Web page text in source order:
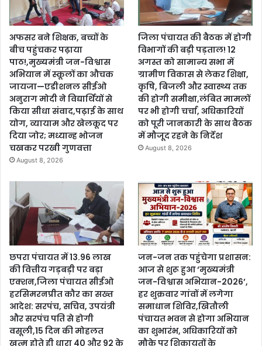
अफसर बने शिक्षक, बच्चों के
बीच पहुंचकर पढ़ाया
पाठ!,मुख्यमंत्री जन-विश्वास
अभियान में स्कूलों का औचक
जायजा—एडीशनल सीईओ
अनुराग मोदी ने विद्यार्थियों से
किया सीधा संवाद,पढ़ाई के साथ
योग, व्यायाम और खेलकूद पर
दिया जोर; मध्यान्ह भोजन
चखकर परखी गुणवत्ता
August 8, 2026
जिला पंचायत की बैठक में होगी
विभागों की बड़ी पड़ताल! 12
अगस्त को सामान्य सभा में
ग्रामीण विकास से लेकर शिक्षा,
कृषि, बिजली और स्वास्थ्य तक
की होगी समीक्षा,लंबित मामलों
पर भी होगी चर्चा, अधिकारियों
को पूरी जानकारी के साथ बैठक
में मौजूद रहने के निर्देश
August 8, 2026
छपरा पंचायत में 13.96 लाख
की वित्तीय गड़बड़ी पर बड़ा
एक्शन,जिला पंचायत सीईओ
हरसिमरनप्रीत कौर का सख्त
आदेश: सरपंच, सचिव, उपयंत्री
और सरपंच पति से होगी
वसूली,15 दिन की मोहलत
खत्म होते ही धारा 40 और 92 के
जन-जन तक पहुंचेगा प्रशासन:
आज से शुरू हुआ ‘मुख्यमंत्री
जन-विश्वास अभियान-2026’,
हर शुक्रवार गांवों में लगेगा
समाधान शिविर,खितौली
पंचायत भवन से होगा अभियान
का शुभारंभ, अधिकारियों को
मौके पर शिकायतों के